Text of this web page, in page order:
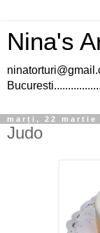
Nina's
marți, 22 martie
Judo